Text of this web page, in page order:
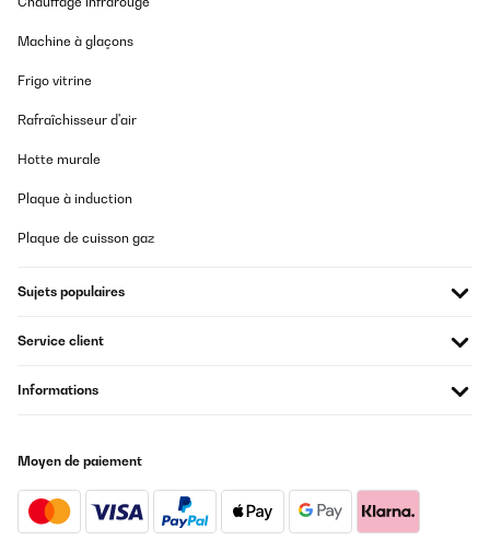
y es de bajo consumo. Justo lo que buscaba, estoy encantada.
Usuario/a de amazon
Traduire
Machine à glaçons
Frigo vitrine
Rafraîchisseur d'air
Hotte murale
Plaque à induction
Plaque de cuisson gaz
Sujets populaires
Service client
Informations
Moyen de paiement